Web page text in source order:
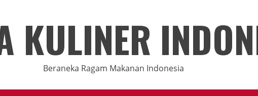
KULINER
Beraneka Ragam Makanan Indonesia